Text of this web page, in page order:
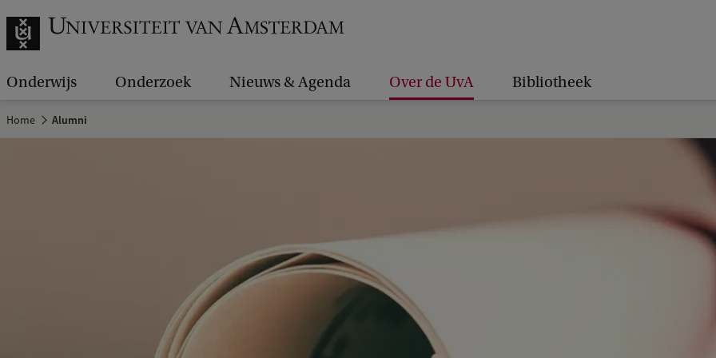
Onderwijs Onderzoek Nieuws & Agenda Over de UvA Bibliotheek
Home Alumni